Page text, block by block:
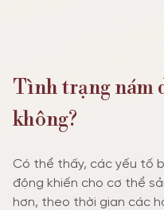
Tình trạng nám
không?
Có thể thấy, các yếu tố
động khiến cho cơ thể
hơn, theo thời gian các